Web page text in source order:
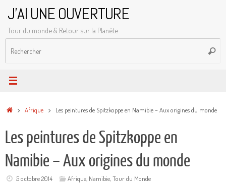
contenu
J'AI UNE OUVERTURE
Tour du monde & Retour sur la Planète
AccueilAfrique Les peintures de Spitzkoppe en Namibie – Aux origines du monde
Les peintures de Spitzkoppe en
Namibie – Aux origines du monde
5 octobre 2014 Afrique Namibie ,Tour du Monde